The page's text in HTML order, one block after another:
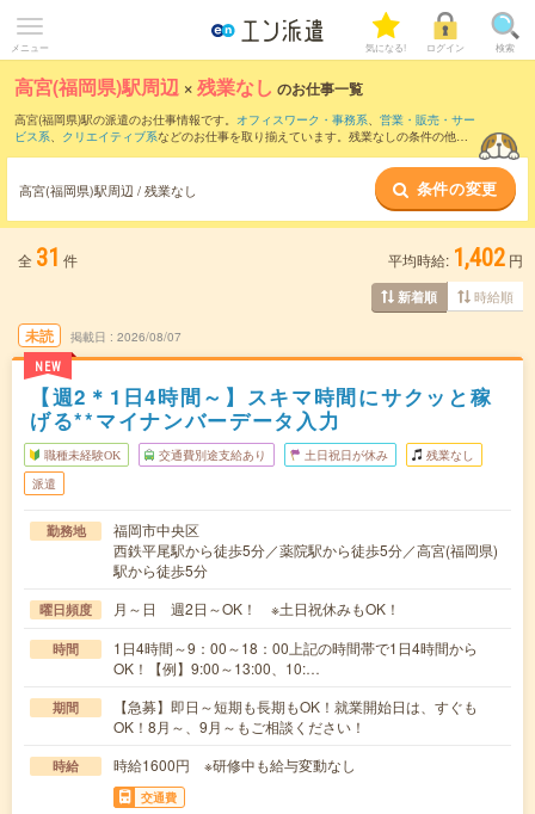
メニュー 気になる! ログイン 検索
高宮(福岡県)駅周辺 ×残業なし のお仕事一覧
高宮(福岡県)駅の派遣のお仕事情報です。 オフィスワーク・事務系、 営業・販売・サー
ビス系、 クリエイティブ系などのお仕事を取り揃えています。残業なしの条件の他
高宮(福岡県)駅周辺 / 残業なし 条件の変更
全 31 件 平均時給: 1,402 円
新着順 時給順
未読
NEW
掲載日 2026/08/07
【週2＊1日4時間～】スキマ時間にサクッと稼
げる**マイナンバーデータ入力
職種未経験OK 交通費別途支給あり 土日祝日が休み 残業なし
派遣
勤務地
福岡市中央区
西鉄平尾駅から徒歩5分／薬院駅から徒歩5分／高宮(福岡県)
駅から徒歩5分
曜日頻度 月～日 週2日～OK！ ※土日祝休みもOK！
時間
1日4時間～9：00～18：00上記の時間帯で1日4時間から
OK！【例】9:00～13:00、10:…
期間
【急募】即日～短期も長期もOK！就業開始日は、すぐも
OK！8月～、9月～もご相談ください！
時給 時給1600円 ※研修中も給与変動なし
交通費